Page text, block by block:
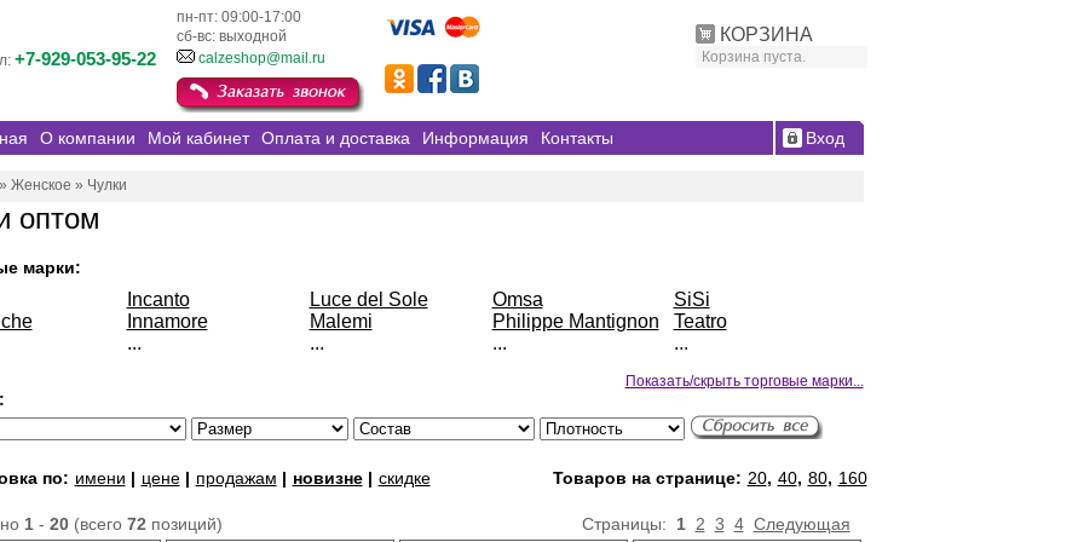
КОРЗИНА
Корзина пуста.
пн-пт: 09:00-17:00
сб-вс: выходной
+7-929-053-95-22 calzeshop@mail.ru
О компании Мой кабинет Оплата и доставка Информация Контакты Вход
» Женское » Чулки
оптом
марки:
Incanto
Innamore
...
Luce del Sole
Malemi
...
Omsa
Philippe Mantignon
...
SiSi
Teatro
...
Показать/скрыть торговые марки...
по: имени | цене| продажам | новизне| скидке Товаров на странице: 20, 40, 80, 160
Страницы: 1 2 3 4 Следующая
1- 20(всего 72позиций)